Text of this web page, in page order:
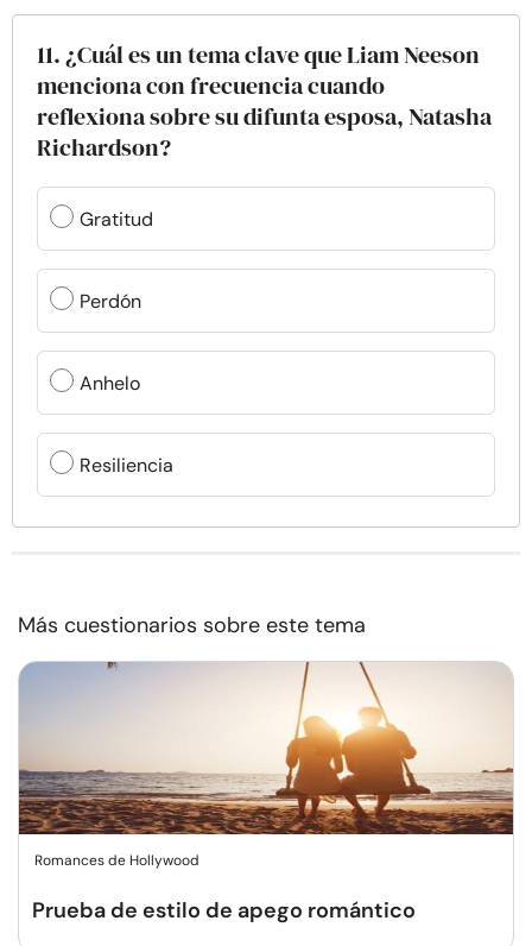
11. ¿Cuál es un tema clave que Liam Neeson
menciona con frecuencia cuando
reflexiona sobre su difunta esposa, Natasha
Richardson?
Gratitud
Perdón
Anhelo
Resiliencia
Más cuestionarios sobre este tema
Romances de Hollywood
Prueba de estilo de apego romántico